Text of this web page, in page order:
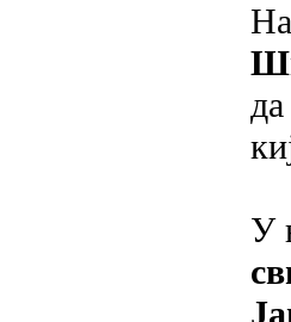
У